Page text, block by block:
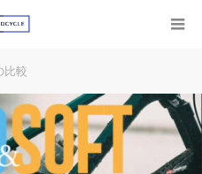
比較